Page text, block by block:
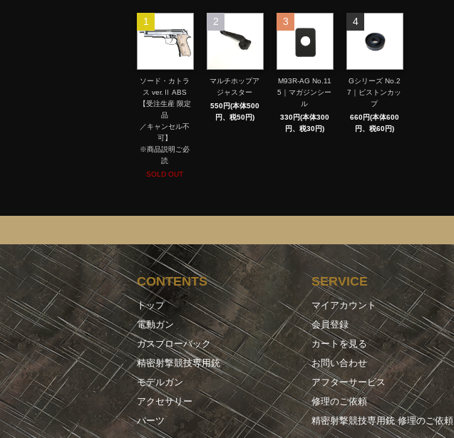
1
ソード・カトラ
ス ver.Ⅱ ABS
【受注生産 限定
品
／キャンセル不
可】
※商品説明ご必
読
SOLD OUT
2
マルチホップア
ジャスター
550円(本体500
円、税50円)
3
M93R-AG No.11
5｜マガジンシー
ル
330円(本体300
円、税30円)
4
Gシリーズ No.2
7｜ピストンカッ
プ
660円(本体600
円、税60円)
CONTENTS
トップ
電動ガン
ガスブローバック
精密射撃競技専用銃
モデルガン
アクセサリー
パーツ
SERVICE
マイアカウント
会員登録
カートを見る
お問い合わせ
アフターサービス
修理のご依頼
精密射撃競技専用銃 修理のご依頼